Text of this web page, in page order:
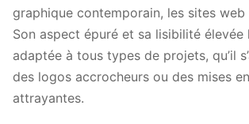
graphique contemporain, les sites
Son aspect épuré et sa lisibilité élevée
adaptée à tous types de projets, qu’il
des logos accrocheurs ou des mises
attrayantes.